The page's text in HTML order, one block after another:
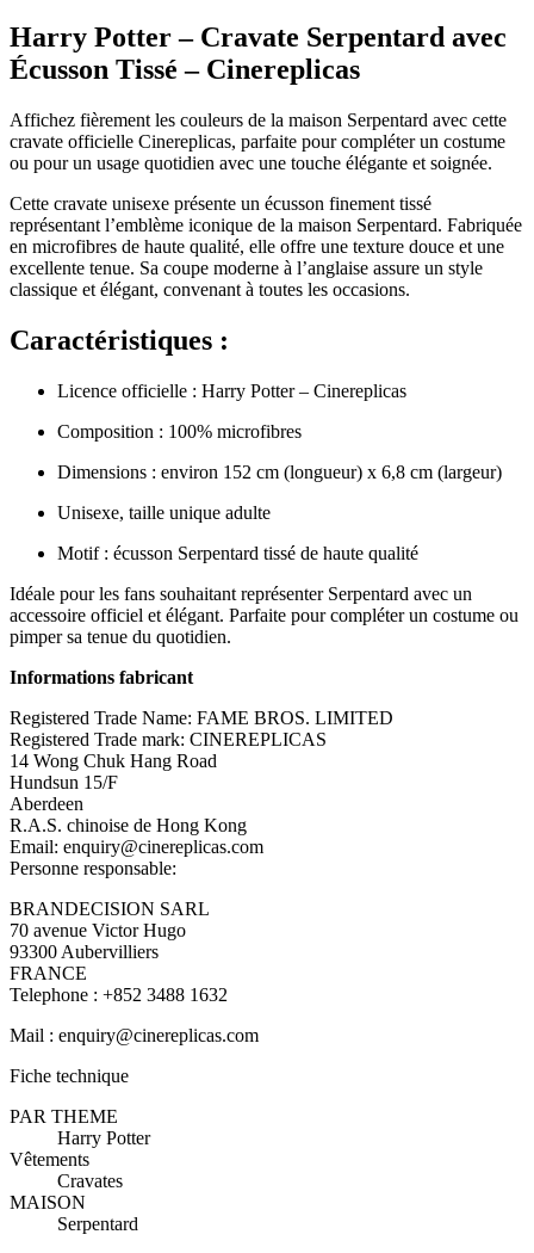
Harry Potter – Cravate Serpentard avec
Écusson Tissé – Cinereplicas
Affichez fièrement les couleurs de la maison Serpentard avec cette
cravate officielle Cinereplicas, parfaite pour compléter un costume
ou pour un usage quotidien avec une touche élégante et soignée.
Cette cravate unisexe présente un écusson finement tissé
représentant l’emblème iconique de la maison Serpentard. Fabriquée
en microfibres de haute qualité, elle offre une texture douce et une
excellente tenue. Sa coupe moderne à l’anglaise assure un style
classique et élégant, convenant à toutes les occasions.
Caractéristiques :
Licence officielle : Harry Potter – Cinereplicas
Composition : 100% microfibres
Dimensions : environ 152 cm (longueur) x 6,8 cm (largeur)
Unisexe, taille unique adulte
Motif : écusson Serpentard tissé de haute qualité
Idéale pour les fans souhaitant représenter Serpentard avec un
accessoire officiel et élégant. Parfaite pour compléter un costume ou
pimper sa tenue du quotidien.
Informations fabricant
Registered Trade Name: FAME BROS. LIMITED
Registered Trade mark: CINEREPLICAS
14 Wong Chuk Hang Road
Hundsun 15/F
Aberdeen
R.A.S. chinoise de Hong Kong
Email: enquiry@cinereplicas.com
Personne responsable:
BRANDECISION SARL
70 avenue Victor Hugo
93300 Aubervilliers
FRANCE
Telephone : +852 3488 1632
Mail : enquiry@cinereplicas.com
Fiche technique
PAR THEME
Harry Potter
Vêtements
Cravates
MAISON
Serpentard